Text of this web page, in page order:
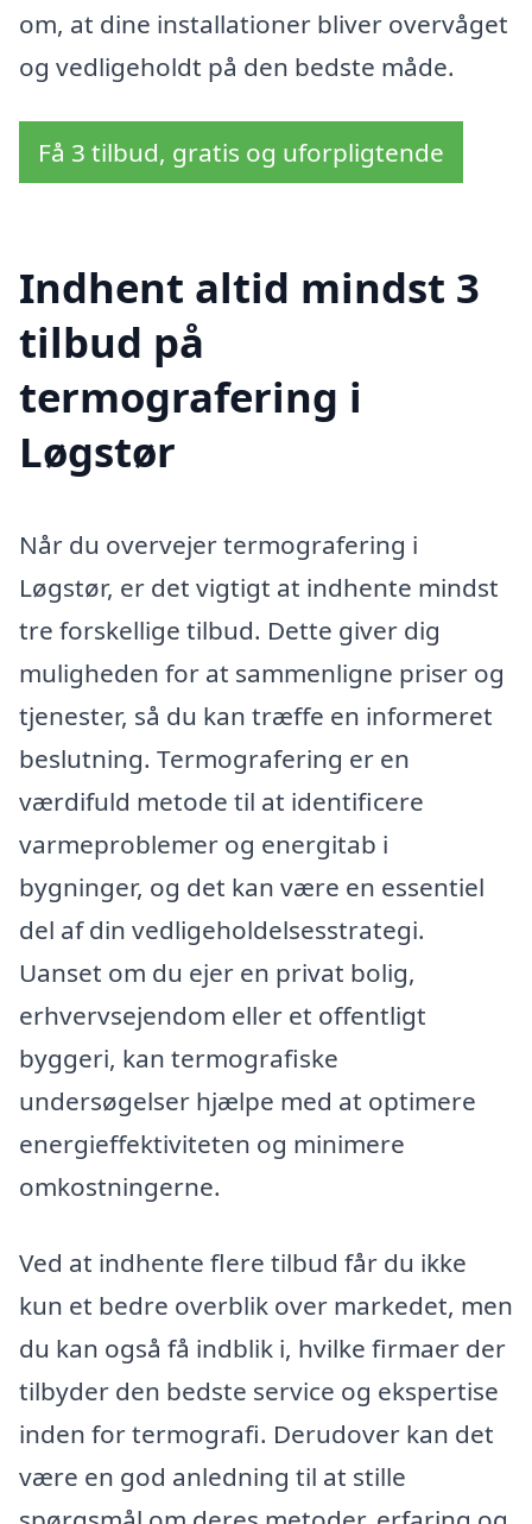
om, at dine installationer bliver overvåget
og vedligeholdt på den bedste måde.
Få 3 tilbud, gratis og uforpligtende
Indhent altid mindst 3
tilbud på
termografering i
Løgstør
Når du overvejer termografering i
Løgstør, er det vigtigt at indhente mindst
tre forskellige tilbud. Dette giver dig
muligheden for at sammenligne priser og
tjenester, så du kan træffe en informeret
beslutning. Termografering er en
værdifuld metode til at identificere
varmeproblemer og energitab i
bygninger, og det kan være en essentiel
del af din vedligeholdelsesstrategi.
Uanset om du ejer en privat bolig,
erhvervsejendom eller et offentligt
byggeri, kan termografiske
undersøgelser hjælpe med at optimere
energieffektiviteten og minimere
omkostningerne.
Ved at indhente flere tilbud får du ikke
kun et bedre overblik over markedet, men
du kan også få indblik i, hvilke firmaer der
tilbyder den bedste service og ekspertise
inden for termografi. Derudover kan det
være en god anledning til at stille